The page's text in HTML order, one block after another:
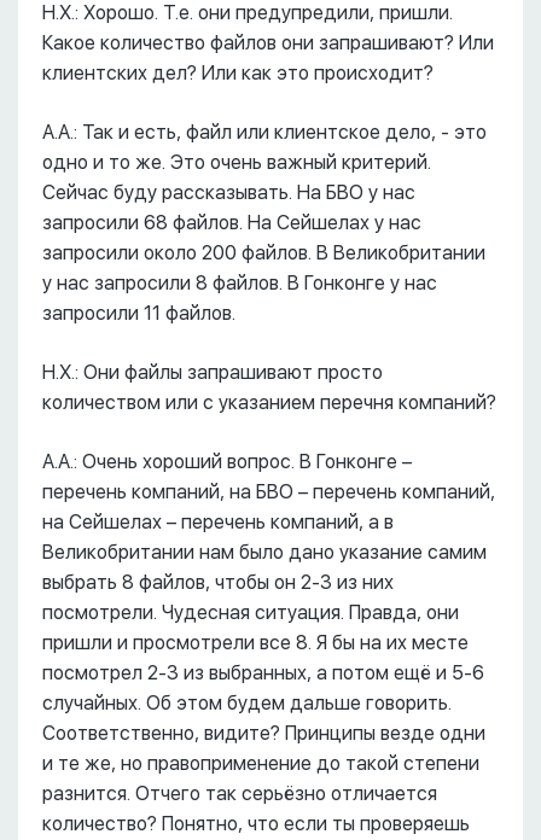
Н.Х.: Хорошо. Т.е. они предупредили, пришли.
Какое количество файлов они запрашивают? Или
клиентских дел? Или как это происходит?
А.А.: Так и есть, файл или клиентское дело, - это
одно и то же. Это очень важный критерий.
Сейчас буду рассказывать. На БВО у нас
запросили 68 файлов. На Сейшелах у нас
запросили около 200 файлов. В Великобритании
у нас запросили 8 файлов. В Гонконге у нас
запросили 11 файлов.
Н.Х.: Они файлы запрашивают просто
количеством или с указанием перечня компаний?
А.А.: Очень хороший вопрос. В Гонконге –
перечень компаний, на БВО – перечень компаний,
на Сейшелах – перечень компаний, а в
Великобритании нам было дано указание самим
выбрать 8 файлов, чтобы он 2-3 из них
посмотрели. Чудесная ситуация. Правда, они
пришли и просмотрели все 8. Я бы на их месте
посмотрел 2-3 из выбранных, а потом ещё и 5-6
случайных. Об этом будем дальше говорить.
Соответственно, видите? Принципы везде одни
и те же, но правоприменение до такой степени
разнится. Отчего так серьёзно отличается
количество? Понятно, что если ты проверяешь